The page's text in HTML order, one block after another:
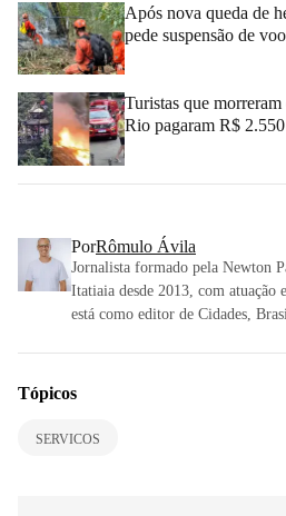
Após nova queda de
pede suspensão de
Turistas que
Rio pagaram R$
PorRômulo Ávila
Jornalista formado pela Newton
Itatiaia desde 2013, com atuação
está como editor de Cidades,
Tópicos
SERVICOS